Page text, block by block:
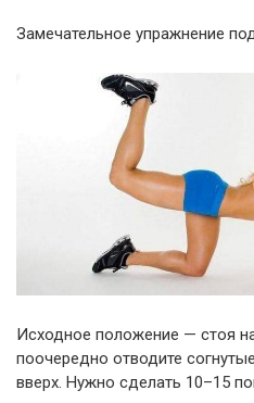
Замечательное упражнение
Исходное положение — стоя
поочередно отводите
вверх. Нужно сделать 10–15